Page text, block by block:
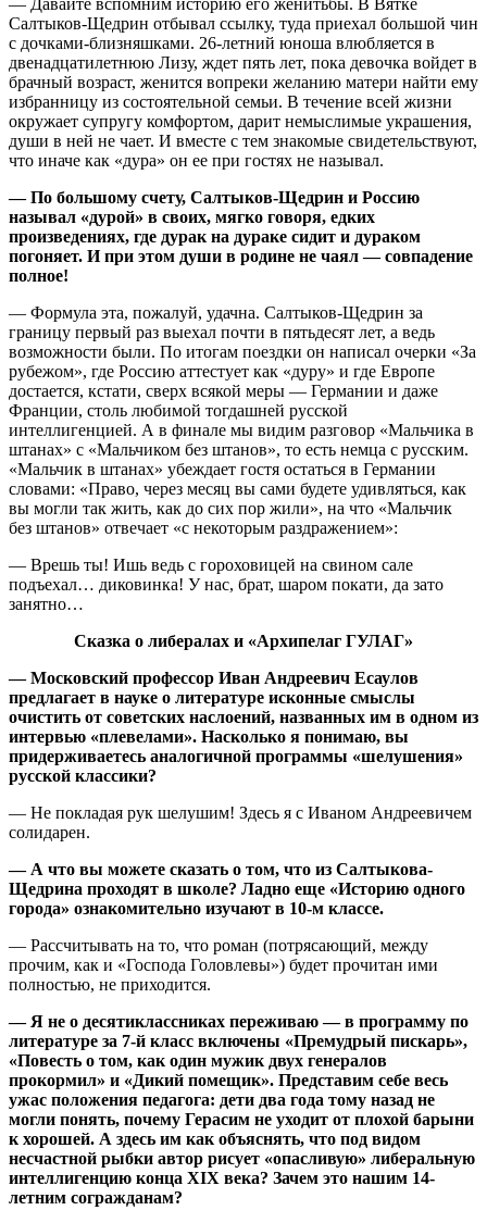
Салтыков-Щедрин отбывал ссылку, туда приехал большой чин
с дочками-близняшками. 26-летний юноша влюбляется в
двенадцатилетнюю Лизу, ждет пять лет, пока девочка войдет в
брачный возраст, женится вопреки желанию матери найти ему
избранницу из состоятельной семьи. В течение всей жизни
окружает супругу комфортом, дарит немыслимые украшения,
души в ней не чает. И вместе с тем знакомые свидетельствуют,
что иначе как «дура» он ее при гостях не называл.
— По большому счету, Салтыков-Щедрин и Россию
называл «дурой» в своих, мягко говоря, едких
произведениях, где дурак на дураке сидит и дураком
погоняет. И при этом души в родине не чаял — совпадение
полное!
— Формула эта, пожалуй, удачна. Салтыков-Щедрин за
границу первый раз выехал почти в пятьдесят лет, а ведь
возможности были. По итогам поездки он написал очерки «За
рубежом», где Россию аттестует как «дуру» и где Европе
достается, кстати, сверх всякой меры — Германии и даже
Франции, столь любимой тогдашней русской
интеллигенцией. А в финале мы видим разговор «Мальчика в
штанах» с «Мальчиком без штанов», то есть немца с русским.
«Мальчик в штанах» убеждает гостя остаться в Германии
словами: «Право, через месяц вы сами будете удивляться, как
вы могли так жить, как до сих пор жили», на что «Мальчик
без штанов» отвечает «с некоторым раздражением»:
— Врешь ты! Ишь ведь с гороховицей на свином сале
подъехал… диковинка! У нас, брат, шаром покати, да зато
занятно…
Сказка о либералах и «Архипелаг ГУЛАГ»
— Московский профессор Иван Андреевич Есаулов
предлагает в науке о литературе исконные смыслы
очистить от советских наслоений, названных им в одном из
интервью «плевелами». Насколько я понимаю, вы
придерживаетесь аналогичной программы «шелушения»
русской классики?
— Не покладая рук шелушим! Здесь я с Иваном Андреевичем
солидарен.
— А что вы можете сказать о том, что из Салтыкова-
Щедрина проходят в школе? Ладно еще «Историю одного
города» ознакомительно изучают в 10-м классе.
— Рассчитывать на то, что роман (потрясающий, между
прочим, как и «Господа Головлевы») будет прочитан ими
полностью, не приходится.
— Я не о десятиклассниках переживаю — в программу по
литературе за 7-й класс включены «Премудрый пискарь»,
«Повесть о том, как один мужик двух генералов
прокормил» и «Дикий помещик». Представим себе весь
ужас положения педагога: дети два года тому назад не
могли понять, почему Герасим не уходит от плохой барыни
к хорошей. А здесь им как объяснять, что под видом
несчастной рыбки автор рисует «опасливую» либеральную
интеллигенцию конца XIX века? Зачем это нашим 14-
летним согражданам?